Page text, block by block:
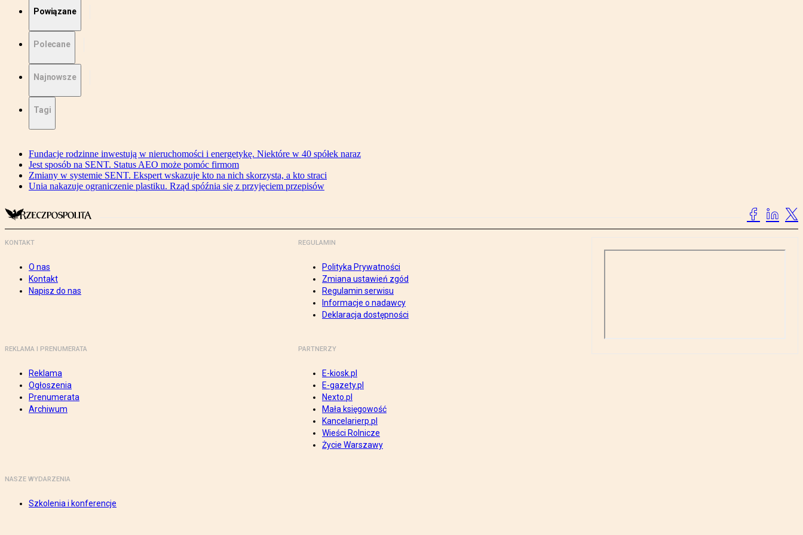
Powiązane
Polecane
Najnowsze
Tagi
Fundacje rodzinne inwestują w nieruchomości i energetykę. Niektóre w 40 spółek naraz
Jest sposób na SENT. Status AEO może pomóc firmom
Zmiany w systemie SENT. Ekspert wskazuje kto na nich skorzysta, a kto straci
Unia nakazuje ograniczenie plastiku. Rząd spóźnia się z przyjęciem przepisów
KONTAKT
O nas
Kontakt
Napisz do nas
REGULAMIN
Polityka Prywatności
Zmiana ustawień zgód
Regulamin serwisu
Informacje o nadawcy
Deklaracja dostępności
REKLAMA I PRENUMERATA
Reklama
Ogłoszenia
Prenumerata
Archiwum
PARTNERZY
E-kiosk.pl
E-gazety.pl
Nexto.pl
Mała księgowość
Kancelarierp.pl
Wieści Rolnicze
Życie Warszawy
NASZE WYDARZENIA
Szkolenia i konferencje